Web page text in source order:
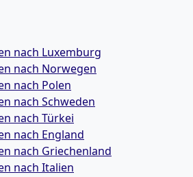
nach Luxemburg
nach Norwegen
nach Polen
nach Schweden
nach Türkei
nach England
nach Griechenland
nach Italien